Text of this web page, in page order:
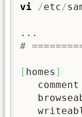
vi /etc/
#
[ homes ]
comment